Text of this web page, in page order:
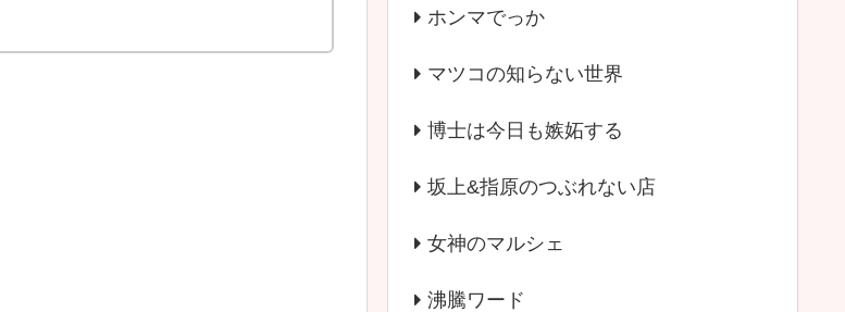
ホンマでっか
マツコの知らない世界
博士は今日も嫉妬する
坂上&指原のつぶれない店
女神のマルシェ
沸騰ワード